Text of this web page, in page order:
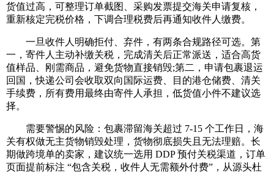
货值过高，可整理订单截图、采购发票提交海关申请复核，
重新核定完税价格，下调合理税费后再通知收件人缴费。
一旦收件人明确拒付、弃件，有两条合规路径可选。第
一，寄件人主动补缴关税，完成清关后正常派送，适合高货
值样品、刚需商品，避免货物直接销毁;第二，申请包裹退运
回国，快递公司会收取双向国际运费、目的港仓储费、清关
手续费，所有费用最终由寄件人承担，低货值小件不建议选
择。
需要警惕的风险：包裹滞留海关超过 7-15 个工作日，海
关有权做无主货物销毁处理，货物彻底损失且无法理赔。长
期做跨境单的卖家，建议统一选用 DDP 预付关税渠道，订单
页面提前标注 “包含关税，收件人无需额外付费”，从源头杜